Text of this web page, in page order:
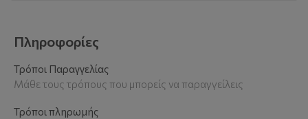
Πληροφορίες
Τρόποι Παραγγελίας
Μάθε τους τρόπους που μπορείς να παραγγείλεις
Τρόποι πληρωμής